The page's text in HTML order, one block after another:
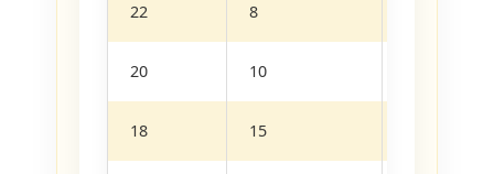
22 8
20 10
18 15